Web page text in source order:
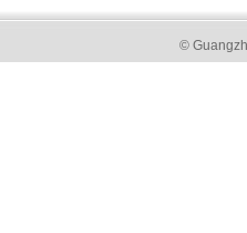
©